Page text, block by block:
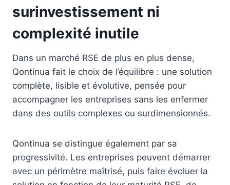
surinvestissement ni
complexité inutile
Dans un marché RSE de plus en plus dense,
Qontinua fait le choix de l’équilibre : une solution
complète, lisible et évolutive, pensée pour
accompagner les entreprises sans les enfermer
dans des outils complexes ou surdimensionnés.
Qontinua se distingue également par sa
progressivité. Les entreprises peuvent démarrer
avec un périmètre maîtrisé, puis faire évoluer la